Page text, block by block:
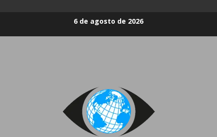
6 de agosto de 2026